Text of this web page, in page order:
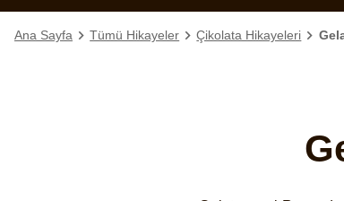
Ana Sayfa Tümü Hikayeler Çikolata Hikayeleri